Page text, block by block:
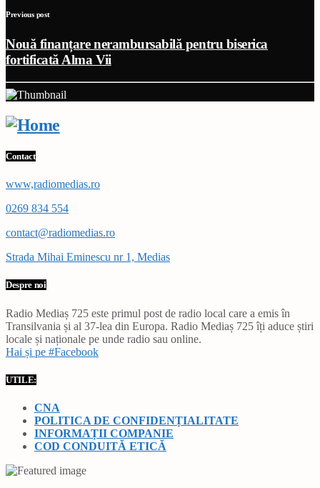
Previous post
Nouă finanțare nerambursabilă pentru biserica
fortificată Alma Vii
Contact
www,radiomedias.ro
0269 834 554
contact@radiomedias.ro
Strada Mihai Eminescu nr 1, Medias
Despre noi
Radio Mediaș 725 este primul post de radio local care a emis în
Transilvania și al 37-lea din Europa. Radio Mediaș 725 îți aduce știri
locale și naționale pe unde radio sau online.
Hai și pe #Facebook
UTILE:
CNA
POLITICA DE CONFIDENȚIALITATE
INFORMAȚII COMPANIE
COD CONDUITĂ ETICĂ